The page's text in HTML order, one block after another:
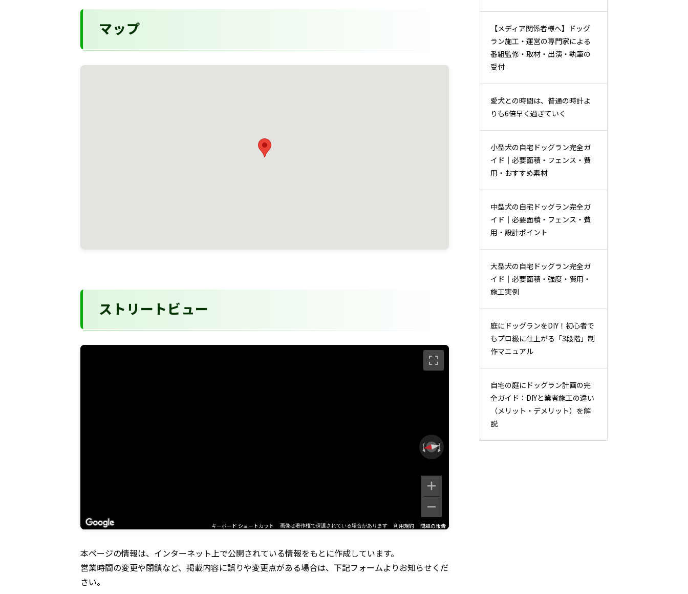
マップ
ストリートビュー
キーボード ショートカット 画像は著作権で保護されている場合があります 利用規約 問題の報告
本ページの情報は、インターネット上で公開されている情報をもとに作成しています。
営業時間の変更や閉鎖など、掲載内容に誤りや変更点がある場合は、下記フォームよりお知らせくだ
さい。
【メディア関係者様へ】ドッグ
ラン施工・運営の専門家による
番組監修・取材・出演・執筆の
受付
愛犬との時間は、普通の時計よ
りも6倍早く過ぎていく
小型犬の自宅ドッグラン完全ガ
イド｜必要面積・フェンス・費
用・おすすめ素材
中型犬の自宅ドッグラン完全ガ
イド｜必要面積・フェンス・費
用・設計ポイント
大型犬の自宅ドッグラン完全ガ
イド｜必要面積・強度・費用・
施工実例
庭にドッグランをDIY！初心者で
もプロ級に仕上がる「3段階」制
作マニュアル
自宅の庭にドッグラン計画の完
全ガイド：DIYと業者施工の違い
（メリット・デメリット）を解
説